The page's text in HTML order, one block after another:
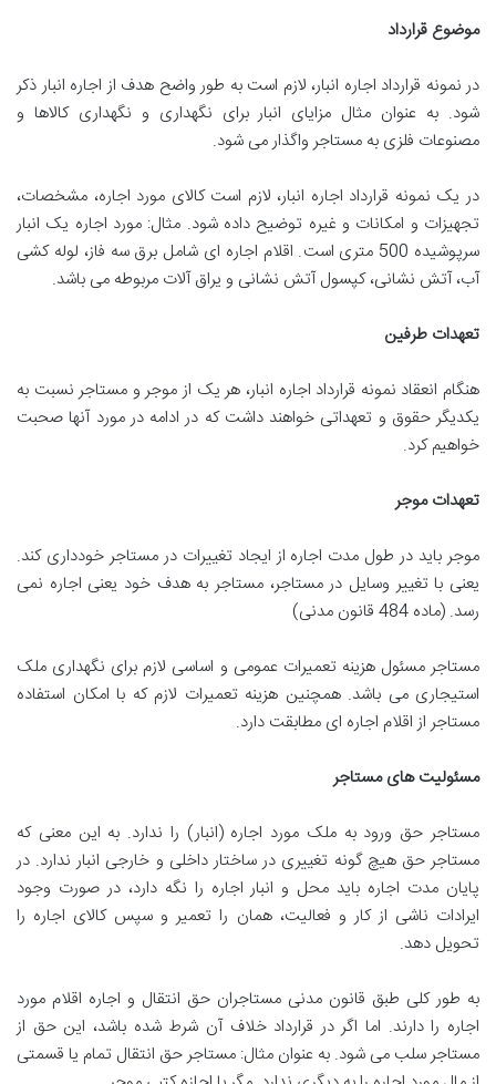
موضوع قرارداد
در نمونه قرارداد اجاره انبار، لازم است به طور واضح هدف از اجاره انبار ذکر
شود. به عنوان مثال مزایای انبار برای نگهداری و نگهداری کالاها و
مصنوعات فلزی به مستاجر واگذار می شود.
در یک نمونه قرارداد اجاره انبار، لازم است کالای مورد اجاره، مشخصات،
تجهیزات و امکانات و غیره توضیح داده شود. مثال: مورد اجاره یک انبار
سرپوشیده 500 متری است. اقلام اجاره ای شامل برق سه فاز، لوله کشی
آب، آتش نشانی، کپسول آتش نشانی و یراق آلات مربوطه می باشد.
تعهدات طرفین
هنگام انعقاد نمونه قرارداد اجاره انبار، هر یک از موجر و مستاجر نسبت به
یکدیگر حقوق و تعهداتی خواهند داشت که در ادامه در مورد آنها صحبت
خواهیم کرد.
تعهدات موجر
موجر باید در طول مدت اجاره از ایجاد تغییرات در مستاجر خودداری کند.
یعنی با تغییر وسایل در مستاجر، مستاجر به هدف خود یعنی اجاره نمی
رسد. (ماده 484 قانون مدنی)
مستاجر مسئول هزینه تعمیرات عمومی و اساسی لازم برای نگهداری ملک
استیجاری می باشد. همچنین هزینه تعمیرات لازم که با امکان استفاده
مستاجر از اقلام اجاره ای مطابقت دارد.
مسئولیت های مستاجر
مستاجر حق ورود به ملک مورد اجاره (انبار) را ندارد. به این معنی که
مستاجر حق هیچ گونه تغییری در ساختار داخلی و خارجی انبار ندارد. در
پایان مدت اجاره باید محل و انبار اجاره را نگه دارد، در صورت وجود
ایرادات ناشی از کار و فعالیت، همان را تعمیر و سپس کالای اجاره را
تحویل دهد.
به طور کلی طبق قانون مدنی مستاجران حق انتقال و اجاره اقلام مورد
اجاره را دارند. اما اگر در قرارداد خلاف آن شرط شده باشد، این حق از
مستاجر سلب می شود. به عنوان مثال: مستاجر حق انتقال تمام یا قسمتی